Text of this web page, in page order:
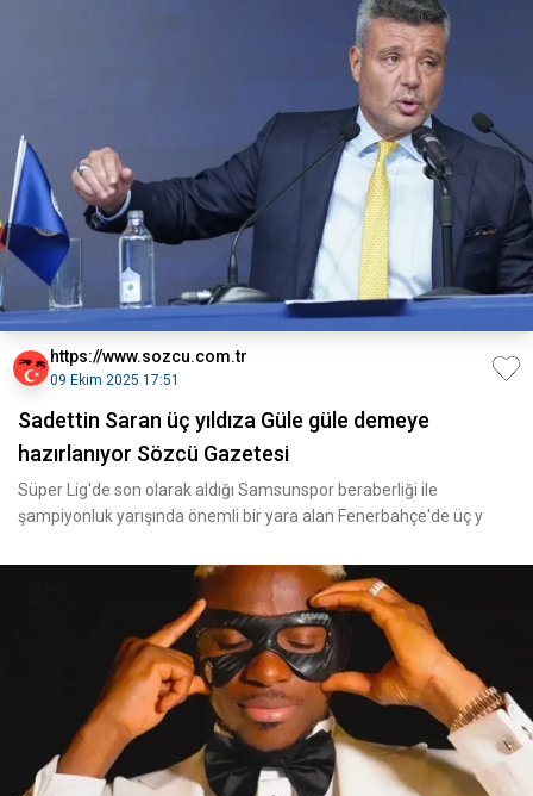
https://www.sozcu.com.tr
09 Ekim 2025 17:51
Sadettin Saran üç yıldıza Güle güle demeye
hazırlanıyor Sözcü Gazetesi
Süper Lig'de son olarak aldığı Samsunspor beraberliği ile
şampiyonluk yarışında önemli bir yara alan Fenerbahçe'de üç y